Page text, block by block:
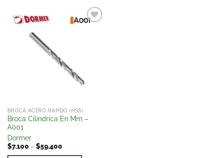
BROCA ACERO RAPIDO (HSS)
Broca Cilindrica En Mm –
A001
Dormer
$7.100 - $59.400